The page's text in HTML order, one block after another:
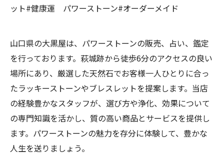
ット#健康運 パワーストーン#オーダーメイド
山口県の大黒屋は、パワーストーンの販売、占い、鑑定
を行っております。萩城跡から徒歩6分のアクセスの良い
場所にあり、厳選した天然石でお客様一人ひとりに合っ
たラッキーストーンやブレスレットを提案します。当店
の経験豊かなスタッフが、選び方や浄化、効果について
の専門知識を活かし、質の高い商品とサービスを提供し
ます。パワーストーンの魅力を存分に体験して、豊かな
人生を送りましょう。